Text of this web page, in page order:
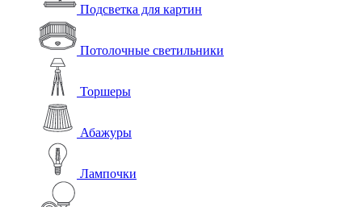
Подсветка для картин
Потолочные светильники
Торшеры
Абажуры
Лампочки